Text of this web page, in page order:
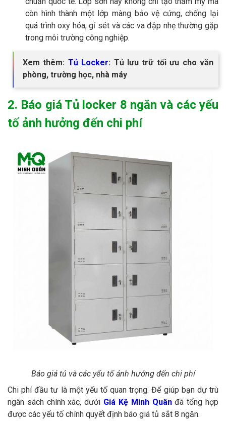
còn hình thành một lớp màng bảo vệ cứng, chống lại
quá trình oxy hóa, gỉ sét và các va đập nhẹ thường gặp
trong môi trường công nghiệp.
Xem thêm: Tủ Locker: Tủ lưu trữ tối ưu cho văn
phòng, trường học, nhà máy
2. Báo giá Tủ locker 8 ngăn và các yếu
tố ảnh hưởng đến chi phí
Báo giá tủ và các yếu tố ảnh hưởng đến chi phí
Chi phí đầu tư là một yếu tố quan trọng. Để giúp bạn dự trù
ngân sách chính xác, dưới Giá Kệ Minh Quânđã tổng hợp
được các yếu tố chính quyết định báo giá tủ sắt 8 ngăn.